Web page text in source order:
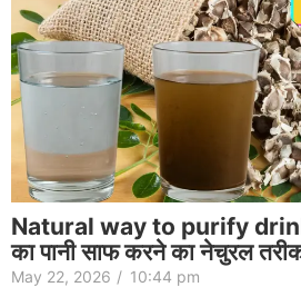
Natural way to purify
का पानी साफ करने का नेचुरल
May 22, 2026 / 10:44 pm